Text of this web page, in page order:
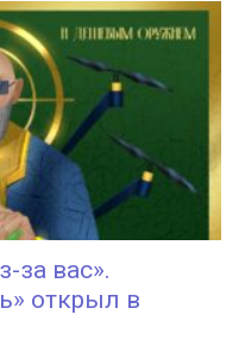
за вас».
открыл в